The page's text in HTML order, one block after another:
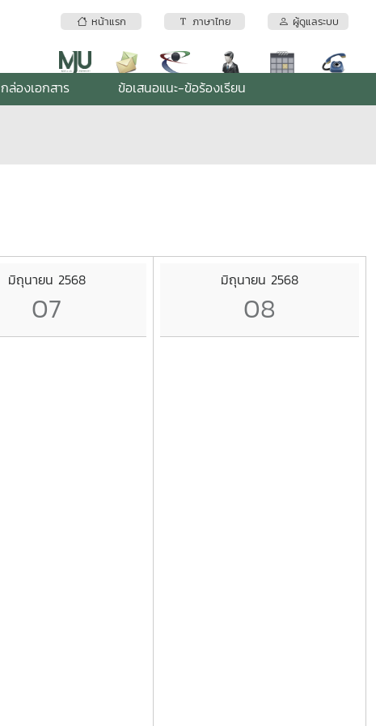
หน้าแรก ภาษาไทย ผู้ดูแลระบบ
กล่องเอกสาร ข้อเสนอแนะ-ข้อร้องเรียน
มิถุนายน 2568
07
มิถุนายน 2568
08